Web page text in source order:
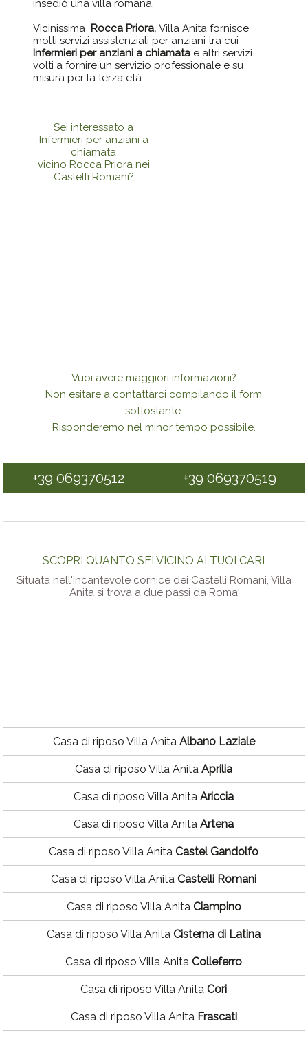
insediò una villa romana.
Vicinissima Rocca Priora, Villa Anita fornisce
molti servizi assistenziali per anziani tra cui
Infermieri per anziani a chiamata e altri servizi
volti a fornire un servizio professionale e su
misura per la terza età.
Sei interessato a
Infermieri per anziani a
chiamata
vicino Rocca Priora nei
Castelli Romani?
Vuoi avere maggiori informazioni?
Non esitare a contattarci compilando il form
sottostante.
Risponderemo nel minor tempo possibile.
+39 069370512 +39 069370519
SCOPRI QUANTO SEI VICINO AI TUOI CARI
Situata nell'incantevole cornice dei Castelli Romani, Villa
Anita si trova a due passi da Roma
Casa di riposo Villa Anita Albano Laziale
Casa di riposo Villa AnitaAprilia
Casa di riposo Villa AnitaAriccia
Casa di riposo Villa AnitaArtena
Casa di riposo Villa AnitaCastel Gandolfo
Casa di riposo Villa AnitaCastelli Romani
Casa di riposo Villa Anita Ciampino
Casa di riposo Villa AnitaCisterna di Latina
Casa di riposo Villa AnitaColleferro
Casa di riposo Villa AnitaCori
Casa di riposo Villa Anita Frascati